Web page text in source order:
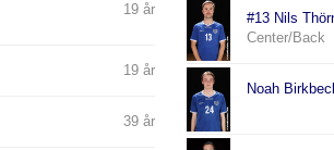
19 år
19 år
39 år
#13 Nils
Center/Back
Noah